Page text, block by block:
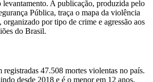
levantamento. A publicação, produzida pelo
Pública, traça o mapa da violência
por tipo de crime e agressão aos
do Brasil.
registradas 47.508 mortes violentas no país.
desde 2018 e é o menor em 12 anos,